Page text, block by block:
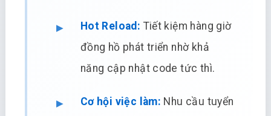
Hot Reload: Tiết kiệm hàng giờ
đồng hồ phát triển nhờ khả
năng cập nhật code tức thì.
Cơ hội việc làm: Nhu cầu tuyển